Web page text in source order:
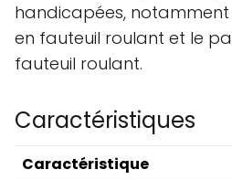
handicapées,
en fauteuil roulant et le
fauteuil roulant.
Caractéristiques
Caractéristique